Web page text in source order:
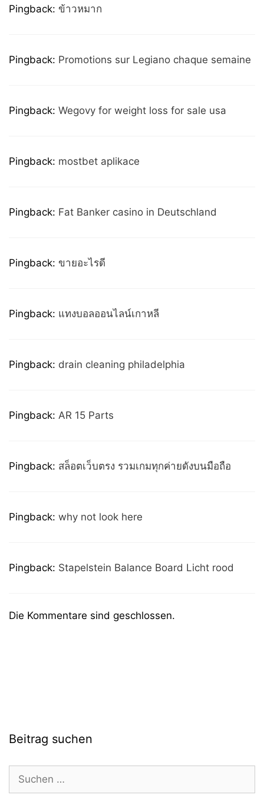
Pingback: ข้าวหมาก
Pingback: Promotions sur Legiano chaque semaine
Pingback: Wegovy for weight loss for sale usa
Pingback: mostbet aplikace
Pingback: Fat Banker casino in Deutschland
Pingback: ขายอะไรดี
Pingback: แทงบอลออนไลน์เกาหลี
Pingback: drain cleaning philadelphia
Pingback: AR 15 Parts
Pingback: สล็อตเว็บตรง รวมเกมทุกค่ายดังบนมือถือ
Pingback: why not look here
Pingback: Stapelstein Balance Board Licht rood
Die Kommentare sind geschlossen.
Beitrag suchen
Suchen
nach: